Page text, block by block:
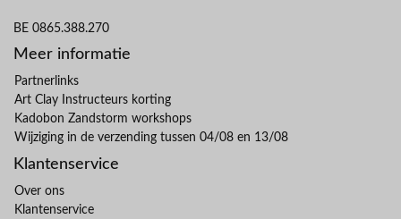
BE 0865.388.270
Meer informatie
Partnerlinks
Art Clay Instructeurs korting
Kadobon Zandstorm workshops
Wijziging in de verzending tussen 04/08 en 13/08
Klantenservice
Over ons
Klantenservice